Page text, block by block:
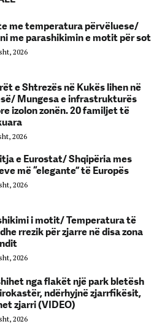
me temperatura përvëluese/
me parashikimin e motit për sot
2026
e Shtrezës në Kukës lihen në
Mungesa e infrastrukturës
izolon zonën. 20 familjet të
2026
e Eurostat/ Shqipëria mes
më “elegante” të Europës
2026
i motit/ Temperatura të
rrezik për zjarre në disa zona
2026
nga flakët një park bletësh
ndërhyjnë zjarrfikësit,
zjarri (VIDEO)
2026